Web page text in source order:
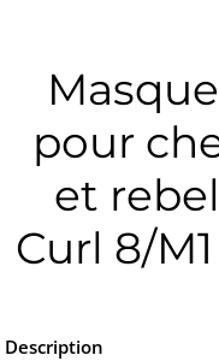
pour
et
Curl 8/
Description